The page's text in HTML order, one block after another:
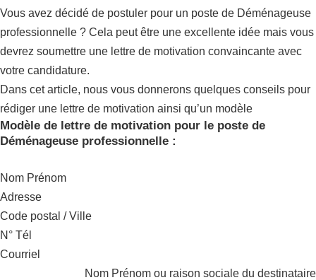
Vous avez décidé de postuler pour un poste de Déménageuse
professionnelle ? Cela peut être une excellente idée mais vous
devrez soumettre une lettre de motivation convaincante avec
votre candidature.
Dans cet article, nous vous donnerons quelques conseils pour
rédiger une lettre de motivation ainsi qu’un modèle
Modèle de lettre de motivation pour le poste de
Déménageuse professionnelle :
Nom Prénom
Adresse
Code postal / Ville
N° Tél
Courriel
Nom Prénom ou raison sociale du destinataire